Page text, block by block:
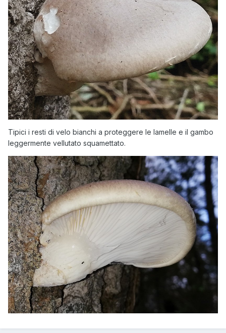
Tipici i resti di velo bianchi a proteggere le lamelle e il gambo
leggermente vellutato squamettato.